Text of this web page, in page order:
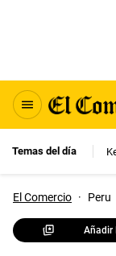
Temas del día
El Comercio · Peru
Añadir